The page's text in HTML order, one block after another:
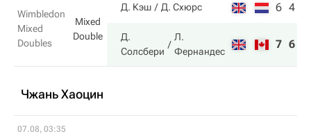
Wimbledon
Mixed
Doubles
Mixed
Double
Д. Кэш Д. Схюрс 6 4
Д.
Солсбери
Л.
Фернандес
7 6
Чжань Хаоцин
07.08, 03:35